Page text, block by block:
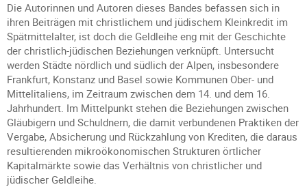
Die Autorinnen und Autoren dieses Bandes befassen sich in
ihren Beiträgen mit christlichem und jüdischem Kleinkredit im
Spätmittelalter, ist doch die Geldleihe eng mit der Geschichte
der christlich-jüdischen Beziehungen verknüpft. Untersucht
werden Städte nördlich und südlich der Alpen, insbesondere
Frankfurt, Konstanz und Basel sowie Kommunen Ober- und
Mittelitaliens, im Zeitraum zwischen dem 14. und dem 16.
Jahrhundert. Im Mittelpunkt stehen die Beziehungen zwischen
Gläubigern und Schuldnern, die damit verbundenen Praktiken der
Vergabe, Absicherung und Rückzahlung von Krediten, die daraus
resultierenden mikroökonomischen Strukturen örtlicher
Kapitalmärkte sowie das Verhältnis von christlicher und
jüdischer Geldleihe.